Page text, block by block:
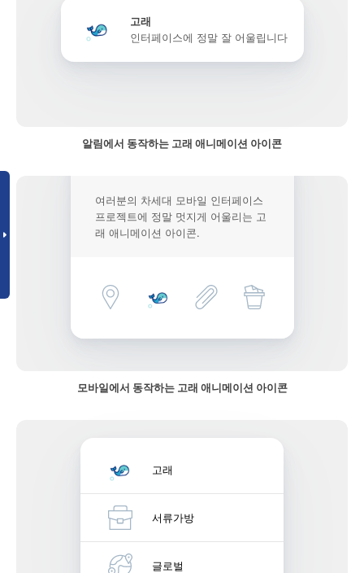
고래
인터페이스에 정말 잘 어울립니다
알림에서 동작하는 고래 애니메이션 아이콘
여러분의 차세대 모바일 인터페이스
프로젝트에 정말 멋지게 어울리는 고
래 애니메이션 아이콘.
모바일에서 동작하는 고래 애니메이션 아이콘
고래
서류가방
글로벌